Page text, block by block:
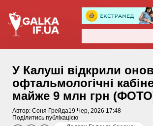
У Калуші відкрили
офтальмологічні
майже 9 млн грн
Автор: Соня Грейда19 Чер, 2026 17:48
Поділитись публікацією